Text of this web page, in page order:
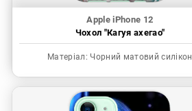
Apple iPhone 12
Чохол "Кагуя ахегао"
Матеріал: Чорний матовий силікон